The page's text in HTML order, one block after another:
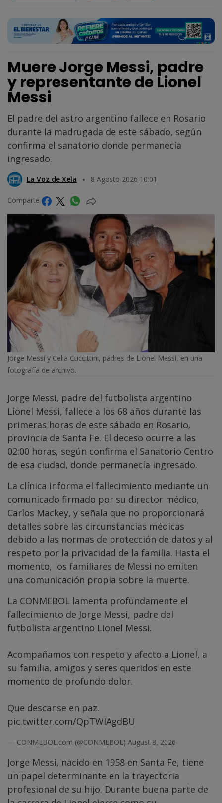
Muere Jorge Messi, padre
y representante de Lionel
Messi
El padre del astro argentino fallece en Rosario
durante la madrugada de este sábado, según
confirma el sanatorio donde permanecía
ingresado.
La Voz de Xela 8 Agosto 2026 10:01
Comparte
Jorge Messi y Celia Cuccittini, padres de Lionel Messi, en una
fotografía de archivo.
Jorge Messi, padre del futbolista argentino
Lionel Messi, fallece a los 68 años durante las
primeras horas de este sábado en Rosario,
provincia de Santa Fe. El deceso ocurre a las
02:00 horas, según confirma el Sanatorio Centro
de esa ciudad, donde permanecía ingresado.
La clínica informa el fallecimiento mediante un
comunicado firmado por su director médico,
Carlos Mackey, y señala que no proporcionará
detalles sobre las circunstancias médicas
debido a las normas de protección de datos y al
respeto por la privacidad de la familia. Hasta el
momento, los familiares de Messi no emiten
una comunicación propia sobre la muerte.
La CONMEBOL lamenta profundamente el
fallecimiento de Jorge Messi, padre del
futbolista argentino Lionel Messi.
Acompañamos con respeto y afecto a Lionel, a
su familia, amigos y seres queridos en este
momento de profundo dolor.
Que descanse en paz.
pic.twitter.com/QpTWIAgdBU
— CONMEBOL.com (@CONMEBOL) August 8, 2026
Jorge Messi, nacido en 1958 en Santa Fe, tiene
un papel determinante en la trayectoria
profesional de su hijo. Durante buena parte de